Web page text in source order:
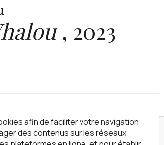
afin de faciliter votre navigation
des contenus sur les réseaux
, 2023